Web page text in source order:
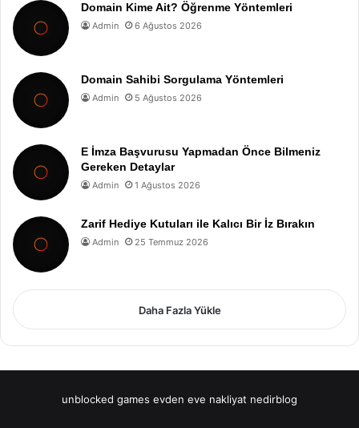
Domain Kime Ait? Öğrenme Yöntemleri
Admin 6 Ağustos 2026
Domain Sahibi Sorgulama Yöntemleri
Admin 5 Ağustos 2026
E İmza Başvurusu Yapmadan Önce Bilmeniz
Gereken Detaylar
Admin 1 Ağustos 2026
Zarif Hediye Kutuları ile Kalıcı Bir İz Bırakın
Admin 25 Temmuz 2026
Daha Fazla Yükle
unblocked games evden eve nakliyat nedirblog